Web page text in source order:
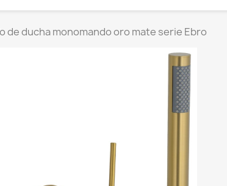
de ducha monomando oro mate serie Ebro